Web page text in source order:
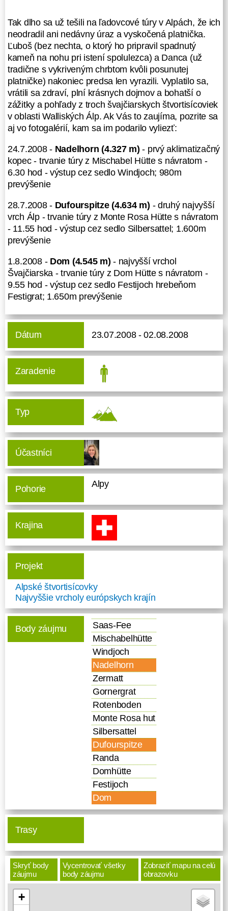
túry z Monte Rosa Hütte s návratom
- 11.55 hod - výstup cez sedlo
Silbersattel; 1.600m prevýšenie
1.8.2008 -Dom (4.545 m)- najvyšší
vrchol Švajčiarska - trvanie túry z
Dom Hütte s návratom - 9.55 hod -
výstup cez sedlo Festijoch
hrebeňom Festigrat; 1.650m
prevýšenie
Tak dlho sa už tešili na ľadovcové túry v Alpách, že ich
neodradil ani nedávny úraz a vyskočená platnička.
Ľuboš (bez nechta, o ktorý ho pripravil spadnutý
kameň na nohu pri istení spolulezca) a Danca (už
tradične s vykriveným chrbtom kvôli posunutej
platničke) nakoniec predsa len vyrazili. Vyplatilo sa,
vrátili sa zdraví, plní krásnych dojmov a bohatší o
zážitky a pohľady z troch švajčiarskych štvortisícoviek
v oblasti Walliských Álp. Ak Vás to zaujíma, pozrite sa
aj vo fotogalérií, kam sa im podarilo vyliezť:
24.7.2008 - Nadelhorn (4.327 m) - prvý aklimatizačný
kopec - trvanie túry z Mischabel Hütte s návratom -
6.30 hod - výstup cez sedlo Windjoch; 980m
prevýšenie
28.7.2008 - Dufourspitze (4.634 m) - druhý najvyšší
vrch Álp - trvanie túry z Monte Rosa Hütte s návratom
- 11.55 hod - výstup cez sedlo Silbersattel; 1.600m
prevýšenie
1.8.2008 - Dom (4.545 m)- najvyšší vrchol
Švajčiarska - trvanie túry z Dom Hütte s návratom -
9.55 hod - výstup cez sedlo Festijoch hrebeňom
Festigrat; 1.650m prevýšenie
Dátum 23.07.2008 - 02.08.2008
Zaradenie
Typ
Účastníci
Pohorie Alpy
Krajina
Projekt
Alpské štvortisícovky
Najvyššie vrcholy európskych krajín
Body záujmu
Saas-Fee
Mischabelhütte
Windjoch
Nadelhorn
Zermatt
Gornergrat
Rotenboden
Monte Rosa hut
Silbersattel
Dufourspitze
Randa
Domhütte
Festijoch
Dom
Trasy
Skryť body
záujmu
Vycentrovať všetky
body záujmu
Zobraziť mapu na celú
obrazovku
+